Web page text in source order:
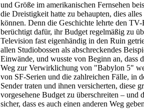
und Größe im amerikanischen Fernsehen
die Dreistigkeit hatte zu behaupten, dies
können. Denn die Geschichte lehrte den
berüchtigt dafür, ihr Budget regelmäßig zu
Television fast eigenhändig in den Ruin
allen Studiobossen als abschreckendes
Einwände, und wusste von Beginn an, dass
Weg zur Verwirklichung von "Babylon 5"
von SF-Serien und die zahlreichen Fälle, in
Sender traten und ihnen versicherten, diese
vorgesehene Budget zu überschreiten –
sicher, dass es auch einen anderen Weg